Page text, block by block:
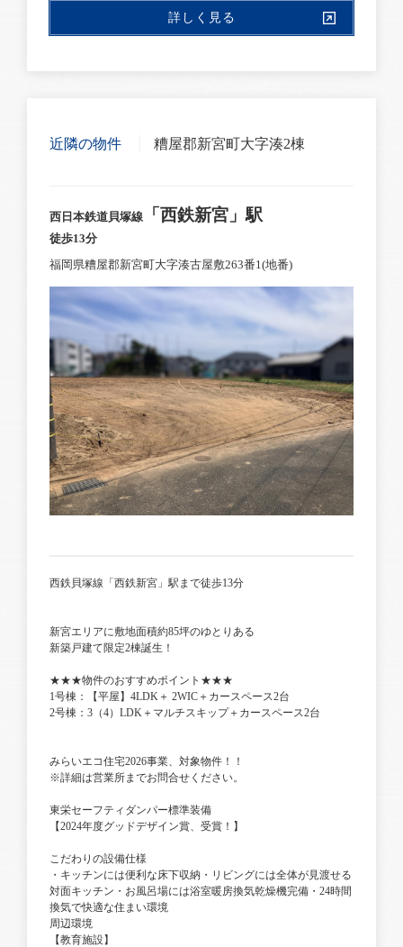
詳しく見る
近隣の物件 糟屋郡新宮町大字湊2棟
西日本鉄道貝塚線 「西鉄新宮」駅
徒歩13分
福岡県糟屋郡新宮町大字湊古屋敷263番1(地番)
西鉄貝塚線「西鉄新宮」駅まで徒歩13分
新宮エリアに敷地面積約85坪のゆとりある
新築戸建て限定2棟誕生！
★★★物件のおすすめポイント★★★
1号棟：【平屋】4LDK＋ 2WIC＋カースペース2台
2号棟：3（4）LDK＋マルチスキップ＋カースペース2台
みらいエコ住宅2026事業、対象物件！！
※詳細は営業所までお問合せください。
東栄セーフティダンパー標準装備
【2024年度グッドデザイン賞、受賞！】
こだわりの設備仕様
・キッチンには便利な床下収納・リビングには全体が見渡せる
対面キッチン・お風呂場には浴室暖房換気乾燥機完備・24時間
換気で快適な住まい環境
周辺環境
【教育施設】